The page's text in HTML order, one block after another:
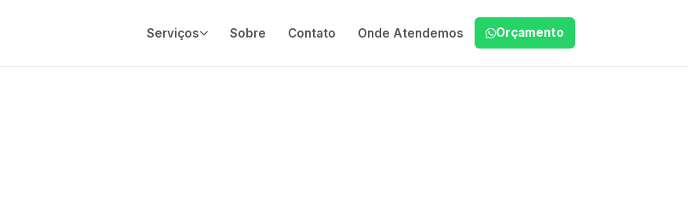
Serviços Sobre Contato Onde Atendemos Orçamento